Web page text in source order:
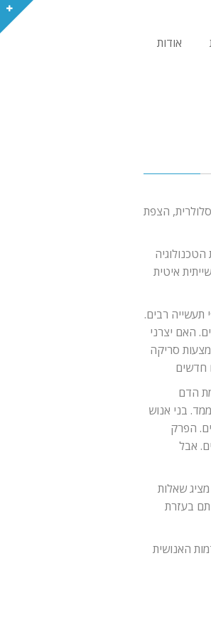
אודות
הצפת
איטית
תעשייה רבים.
האם יצרני
סריקה
חדשים
הדם
בני אנוש
הפרק
אבל
שאלות
בעזרת
האנושית